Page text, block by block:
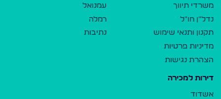
משרדי תיווך
נדל"ן חו"ל
תקנון ותנאי שימוש
מדיניות פרטיות
הצהרת נגישות
עמנואל
רמלה
נתיבות
דירות למכירה
אשדוד